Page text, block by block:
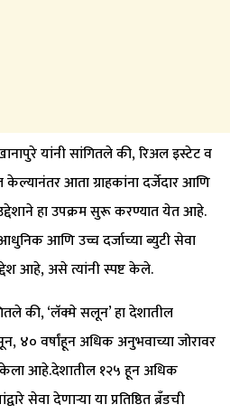
यांनी सांगितले की, रिअल इस्टेट व
केल्यानंतर आता ग्राहकांना दर्जेदार आणि
उद्देशाने हा उपक्रम सुरू करण्यात येत आहे.
आणि उच्च दर्जाच्या ब्युटी सेवा
आहे, असे त्यांनी स्पष्ट केले.
की, ‘लॅक्मे सलून’ हा देशातील
४० वर्षांहून अधिक अनुभवाच्या जोरावर
केला आहे.देशातील १२५ हून अधिक
सेवा देणाऱ्या या प्रतिष्ठित ब्रँडची